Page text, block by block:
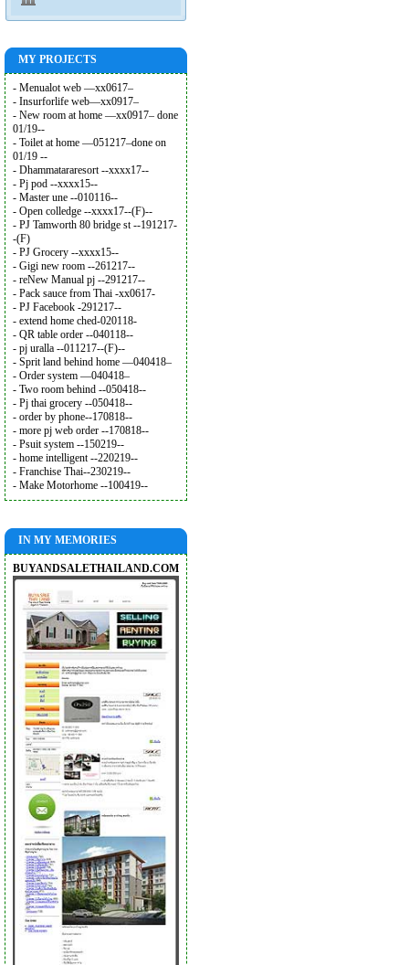
MY PROJECTS
- Menualot web —xx0617–
- Insurforlife web—xx0917–
- New room at home —xx0917– done
01/19--
- Toilet at home —051217–done on
01/19 --
- Dhammatararesort --xxxx17--
- Pj pod --xxxx15--
- Master une --010116--
- Open colledge --xxxx17--(F)--
- PJ Tamworth 80 bridge st --191217-
-(F)
- PJ Grocery --xxxx15--
- Gigi new room --261217--
- reNew Manual pj --291217--
- Pack sauce from Thai -xx0617-
- PJ Facebook -291217--
- extend home ched-020118-
- QR table order --040118--
- pj uralla --011217--(F)--
- Sprit land behind home —040418–
- Order system —040418–
- Two room behind --050418--
- Pj thai grocery --050418--
- order by phone--170818--
- more pj web order --170818--
- Psuit system --150219--
- home intelligent --220219--
- Franchise Thai--230219--
- Make Motorhome --100419--
IN MY MEMORIES
BUYANDSALETHAILAND.COM